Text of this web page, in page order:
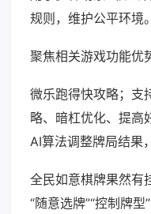
规则，维护公平环境。
聚焦相关游戏功能优
微乐跑得快攻略；支
略、暗杠优化、提高
AI算法调整牌局结果
全民如意棋牌果然有
“随意选牌”“控制牌